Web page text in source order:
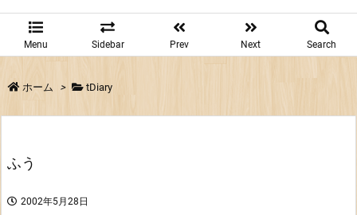
Menu Sidebar Prev Next Search
ホーム > tDiary
ふう
2002年5月28日